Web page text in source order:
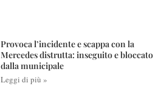
Provoca l’incidente e scappa con la
Mercedes distrutta: inseguito e bloccato
dalla municipale
Leggi di più »